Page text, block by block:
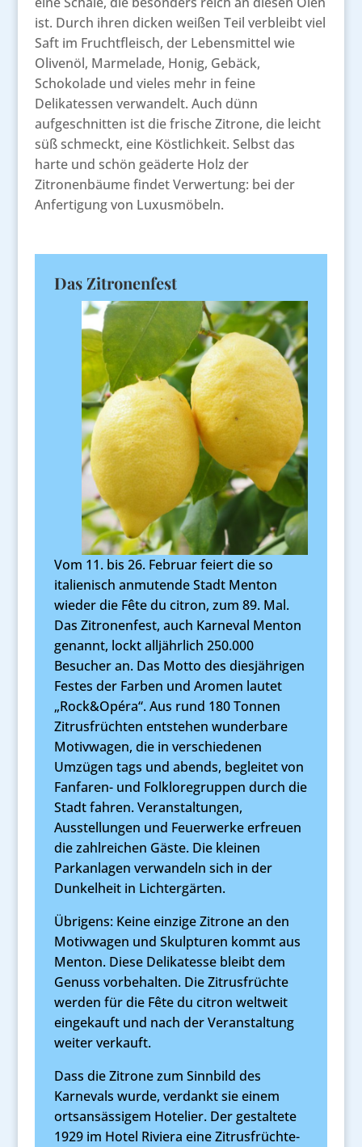
ist. Durch ihren dicken weißen Teil verbleibt viel
Saft im Fruchtfleisch, der Lebensmittel wie
Olivenöl, Marmelade, Honig, Gebäck,
Schokolade und vieles mehr in feine
Delikatessen verwandelt. Auch dünn
aufgeschnitten ist die frische Zitrone, die leicht
süß schmeckt, eine Köstlichkeit. Selbst das
harte und schön geäderte Holz der
Zitronenbäume findet Verwertung: bei der
Anfertigung von Luxusmöbeln.
Das Zitronenfest
Vom 11. bis 26. Februar feiert die so
italienisch anmutende Stadt Menton
wieder die Fête du citron, zum 89. Mal.
Das Zitronenfest, auch Karneval Menton
genannt, lockt alljährlich 250.000
Besucher an. Das Motto des diesjährigen
Festes der Farben und Aromen lautet
„Rock&Opéra“. Aus rund 180 Tonnen
Zitrusfrüchten entstehen wunderbare
Motivwagen, die in verschiedenen
Umzügen tags und abends, begleitet von
Fanfaren- und Folkloregruppen durch die
Stadt fahren. Veranstaltungen,
Ausstellungen und Feuerwerke erfreuen
die zahlreichen Gäste. Die kleinen
Parkanlagen verwandeln sich in der
Dunkelheit in Lichtergärten.
Übrigens: Keine einzige Zitrone an den
Motivwagen und Skulpturen kommt aus
Menton. Diese Delikatesse bleibt dem
Genuss vorbehalten. Die Zitrusfrüchte
werden für die Fête du citron weltweit
eingekauft und nach der Veranstaltung
weiter verkauft.
Dass die Zitrone zum Sinnbild des
Karnevals wurde, verdankt sie einem
ortsansässigem Hotelier. Der gestaltete
1929 im Hotel Riviera eine Zitrusfrüchte-